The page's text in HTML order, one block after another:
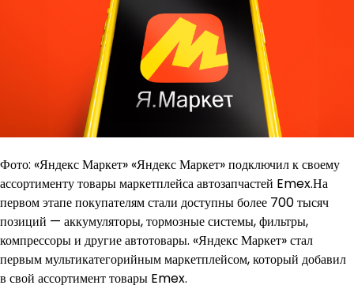
Фото: «Яндекс Маркет» «Яндекс Маркет» подключил к своему
ассортименту товары маркетплейса автозапчастей Emex.На
первом этапе покупателям стали доступны более 700 тысяч
позиций — аккумуляторы, тормозные системы, фильтры,
компрессоры и другие автотовары. «Яндекс Маркет» стал
первым мультикатегорийным маркетплейсом, который добавил
в свой ассортимент товары Emex.